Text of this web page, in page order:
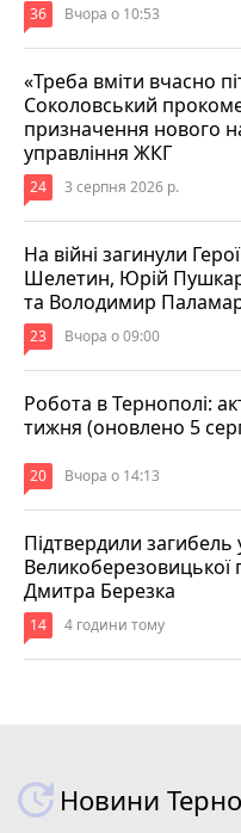
36 Вчора о 10:53
«Треба вміти вчасно
Соколовський
призначення нового
управління ЖКГ
24 3 серпня 2026 р.
На війні загинули
Шелетин, Юрій
та Володимир
23 Вчора о 09:00
Робота в Тернополі:
тижня (оновлено 5
20 Вчора о 14:13
Підтвердили
Великоберезовицької
Дмитра Березка
14 4 години тому
Новини